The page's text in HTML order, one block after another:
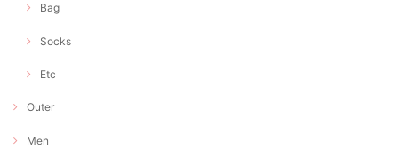
Bag
Socks
Etc
Outer
Men